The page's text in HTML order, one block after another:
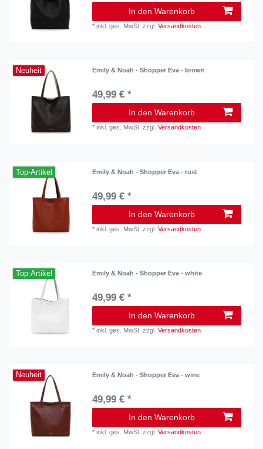
In den Warenkorb
*inkl. ges. MwSt. zzgl.Versandkosten
Neuheit Emily & Noah - Shopper Eva - brown
49,99 € *
In den Warenkorb
*inkl. ges. MwSt. zzgl.Versandkosten
Top-Artikel Emily & Noah - Shopper Eva - rust
49,99 € *
In den Warenkorb
*inkl. ges. MwSt. zzgl.Versandkosten
Top-Artikel Emily & Noah - Shopper Eva - white
49,99 € *
In den Warenkorb
*inkl. ges. MwSt. zzgl.Versandkosten
Neuheit Emily & Noah - Shopper Eva - wine
49,99 € *
In den Warenkorb
*inkl. ges. MwSt. zzgl.Versandkosten